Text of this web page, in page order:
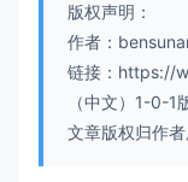
版权声明：
作者：
链接：https://
（中文）1-0-1
文章版权归作者